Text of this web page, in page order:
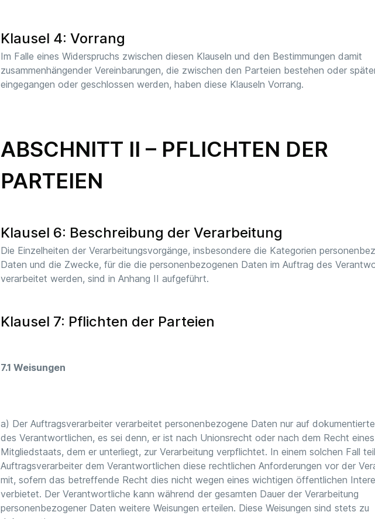
Klausel 4: Vorrang
Im Falle eines Widerspruchs zwischen diesen Klauseln und den Bestimmungen damit
zusammenhängender Vereinbarungen, die zwischen den Parteien bestehen oder
eingegangen oder geschlossen werden, haben diese Klauseln Vorrang.
ABSCHNITT II – PFLICHTEN DER
PARTEIEN
Klausel 6: Beschreibung der Verarbeitung
Die Einzelheiten der Verarbeitungsvorgänge, insbesondere die Kategorien
Daten und die Zwecke, für die die personenbezogenen Daten im Auftrag des
verarbeitet werden, sind in Anhang II aufgeführt.
Klausel 7: Pflichten der Parteien
7.1 Weisungen
a) Der Auftragsverarbeiter verarbeitet personenbezogene Daten nur auf dokumentierte
des Verantwortlichen, es sei denn, er ist nach Unionsrecht oder nach dem Recht eines
Mitgliedstaats, dem er unterliegt, zur Verarbeitung verpflichtet. In einem solchen Fall
Auftragsverarbeiter dem Verantwortlichen diese rechtlichen Anforderungen vor der
mit, sofern das betreffende Recht dies nicht wegen eines wichtigen öffentlichen
verbietet. Der Verantwortliche kann während der gesamten Dauer der Verarbeitung
personenbezogener Daten weitere Weisungen erteilen. Diese Weisungen sind stets zu